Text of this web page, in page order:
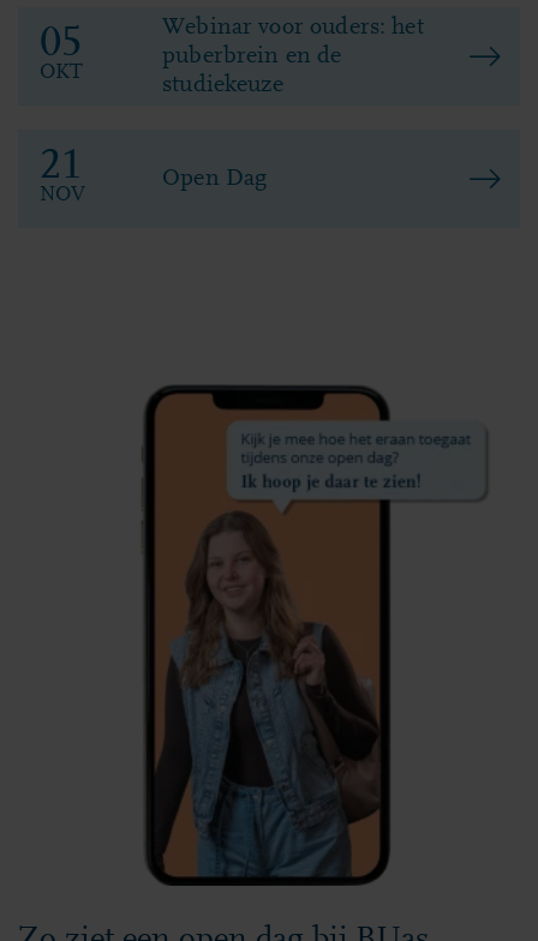
05
OKT
Webinar voor ouders: het
puberbrein en de
studiekeuze
21
NOV
Open Dag